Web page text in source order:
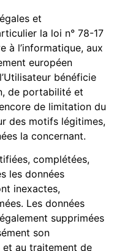
et
la loi n° 78-17
à l’informatique, aux
européen
bénéficie
de portabilité et
de limitation du
des motifs légitimes,
la concernant.
complétées,
les données
inexactes,
Les données
supprimées
son
au traitement de